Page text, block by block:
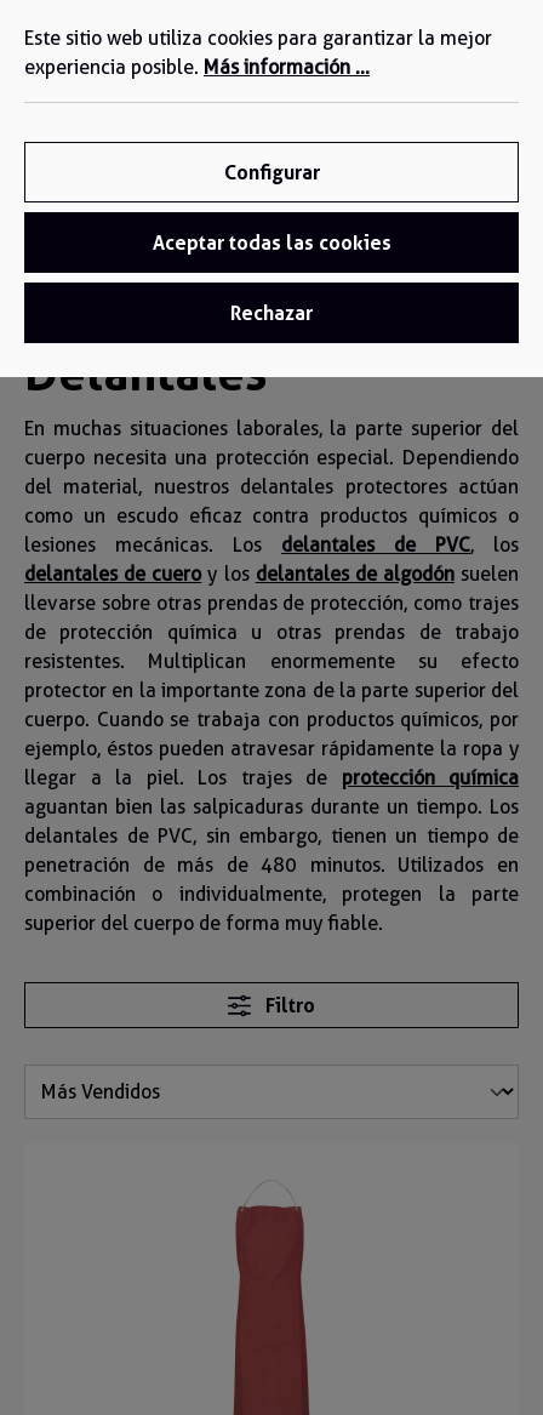
principal
Delantales
Delantales
En muchas situaciones laborales, la parte superior del
cuerpo necesita una protección especial. Dependiendo
del material, nuestros delantales protectores actúan
como un escudo eficaz contra productos químicos o
lesiones mecánicas. Los delantales de PVC, los
delantales de cueroy los delantales de algodónsuelen
llevarse sobre otras prendas de protección, como trajes
de protección química u otras prendas de trabajo
resistentes. Multiplican enormemente su efecto
protector en la importante zona de la parte superior del
cuerpo. Cuando se trabaja con productos químicos, por
ejemplo, éstos pueden atravesar rápidamente la ropa y
llegar a la piel. Los trajes de protección química
aguantan bien las salpicaduras durante un tiempo. Los
delantales de PVC, sin embargo, tienen un tiempo de
penetración de más de 480 minutos. Utilizados en
combinación o individualmente, protegen la parte
superior del cuerpo de forma muy fiable.
Filtro
Este sitio web utiliza cookies para garantizar la mejor
experiencia posible. Más información ...
Configurar
Aceptar todas las cookies
Rechazar